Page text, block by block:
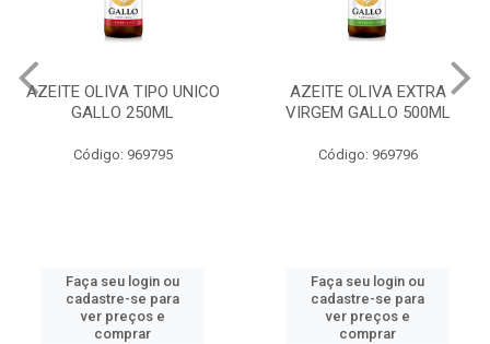
AZEITE OLIVA TIPO UNICO
GALLO 250ML
Código: 969795
Faça seu login ou
cadastre-se para
ver preços e
comprar
AZEITE OLIVA EXTRA
VIRGEM GALLO 500ML
Código: 969796
Faça seu login ou
cadastre-se para
ver preços e
comprar